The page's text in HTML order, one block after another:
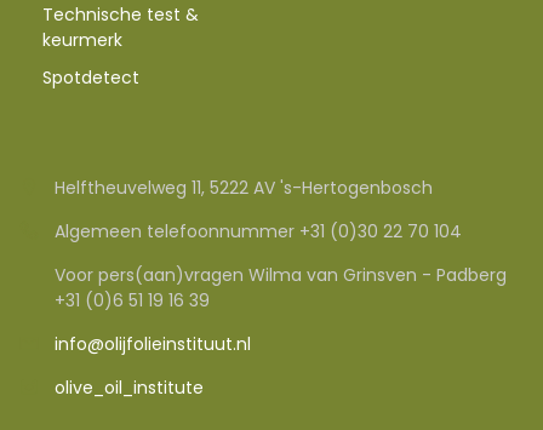
Technische test &
keurmerk
Spotdetect
Helftheuvelweg 11, 5222 AV 's-Hertogenbosch
Algemeen telefoonnummer +31 (0)30 22 70 104
Voor pers(aan)vragen Wilma van Grinsven - Padberg
+31 (0)6 51 19 16 39
info@olijfolieinstituut.nl
olive_oil_institute